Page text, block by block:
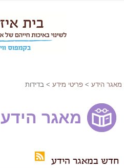
מאגר הידע > פריטי מידע > בדידות
מאגר הידע
חדש במאגר הידע